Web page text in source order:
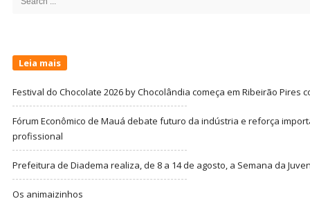
Leia mais
Festival do Chocolate 2026 by Chocolândia começa em Ribeirão Pires
Fórum Econômico de Mauá debate futuro da indústria e reforça
profissional
Prefeitura de Diadema realiza, de 8 a 14 de agosto, a Semana da
Os animaizinhos